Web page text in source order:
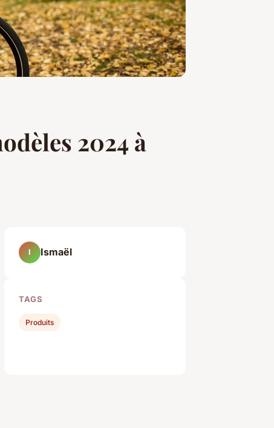
2024 à
I Ismaël
TAGS
Produits